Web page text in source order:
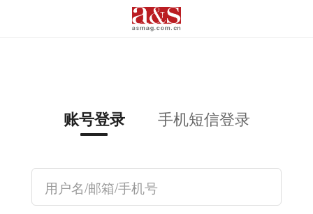
账号登录 手机短信登录